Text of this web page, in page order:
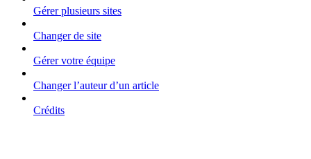
Gérer plusieurs sites
Changer de site
Gérer votre équipe
Changer l’auteur d’un article
Crédits